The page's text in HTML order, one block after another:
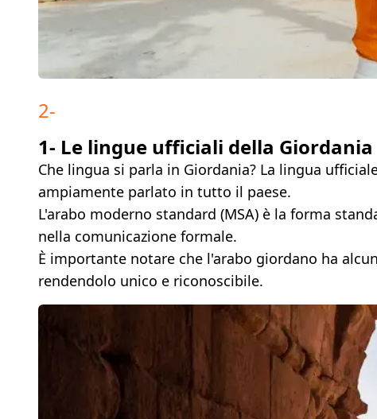
2-
1- Le lingue ufficiali della Giordania
Che lingua si parla in Giordania? La lingua
ampiamente parlato in tutto il paese.
L'arabo moderno standard (MSA) è la forma
nella comunicazione formale.
È importante notare che l'arabo giordano ha
rendendolo unico e riconoscibile.